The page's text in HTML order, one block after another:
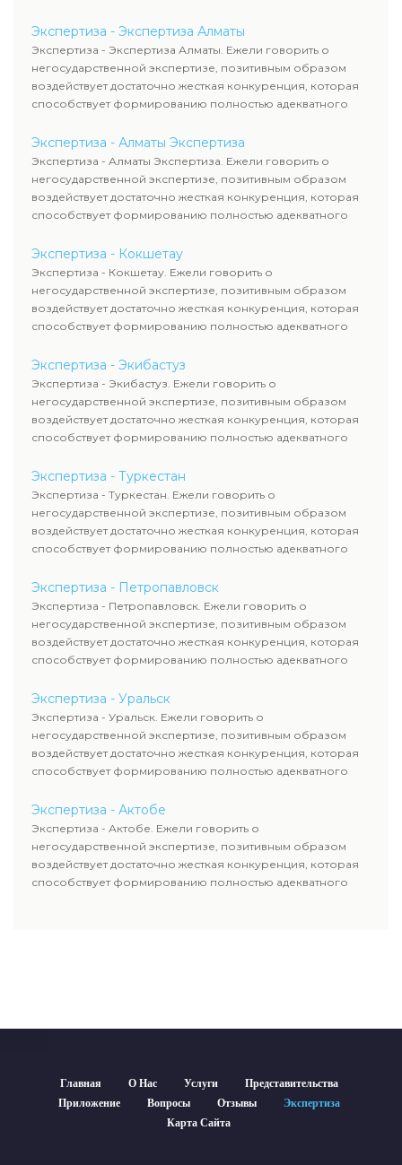
Экспертиза - Экспертиза Алматы
Экспертиза - Экспертиза Алматы. Ежели говорить о
негосударственной экспертизе, позитивным образом
воздействует достаточно жесткая конкуренция, которая
способствует формированию полностью адекватного
Экспертиза - Алматы Экспертиза
Экспертиза - Алматы Экспертиза. Ежели говорить о
негосударственной экспертизе, позитивным образом
воздействует достаточно жесткая конкуренция, которая
способствует формированию полностью адекватного
Экспертиза - Кокшетау
Экспертиза - Кокшетау. Ежели говорить о
негосударственной экспертизе, позитивным образом
воздействует достаточно жесткая конкуренция, которая
способствует формированию полностью адекватного
Экспертиза - Экибастуз
Экспертиза - Экибастуз. Ежели говорить о
негосударственной экспертизе, позитивным образом
воздействует достаточно жесткая конкуренция, которая
способствует формированию полностью адекватного
Экспертиза - Туркестан
Экспертиза - Туркестан. Ежели говорить о
негосударственной экспертизе, позитивным образом
воздействует достаточно жесткая конкуренция, которая
способствует формированию полностью адекватного
Экспертиза - Петропавловск
Экспертиза - Петропавловск. Ежели говорить о
негосударственной экспертизе, позитивным образом
воздействует достаточно жесткая конкуренция, которая
способствует формированию полностью адекватного
Экспертиза - Уральск
Экспертиза - Уральск. Ежели говорить о
негосударственной экспертизе, позитивным образом
воздействует достаточно жесткая конкуренция, которая
способствует формированию полностью адекватного
Экспертиза - Актобе
Экспертиза - Актобе. Ежели говорить о
негосударственной экспертизе, позитивным образом
воздействует достаточно жесткая конкуренция, которая
способствует формированию полностью адекватного
Главная О Нас Услуги
Представительства
Приложение
Вопросы Отзывы
Экспертиза
Карта Сайта